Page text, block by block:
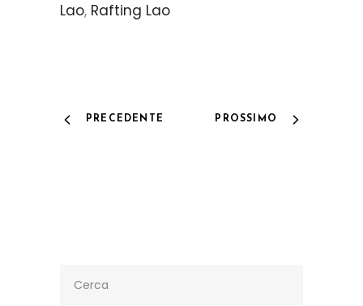
Lao, Rafting Lao
PRECEDENTE PROSSIMO
for: